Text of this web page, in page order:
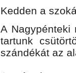
Kedden a
A Nagypénteki
tartunk
szándékát az